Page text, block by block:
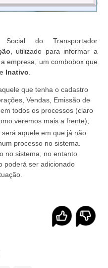
do Transportador
, utilizado para informar a
empresa, um combobox que
e Inativo
que tenha o cadastro
Vendas, Emissão de
todos os processos (claro
veremos mais a frente);
aquele em que já não
processo no sistema.
no sistema, no entanto
poderá ser adicionado